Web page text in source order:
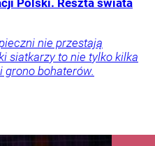
nie przestają
siatkarzy to nie tylko kilka
grono bohaterów.